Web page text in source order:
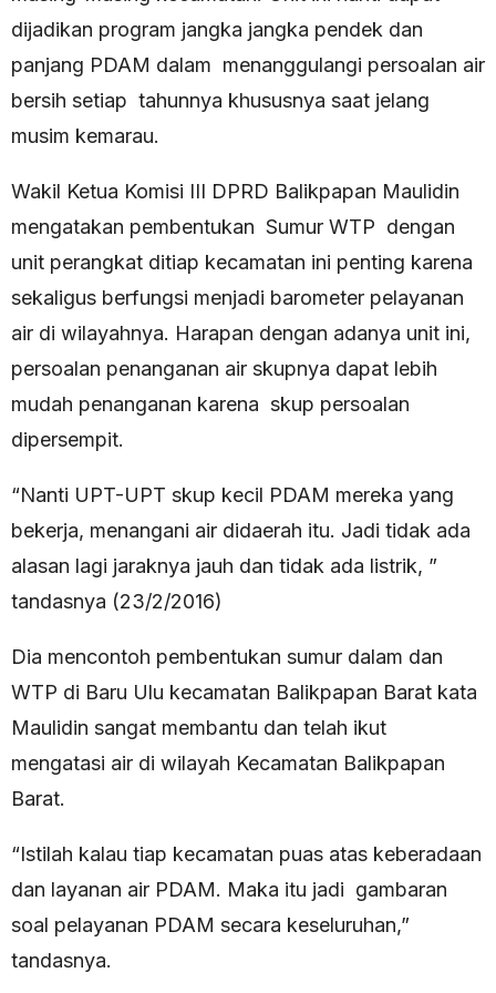
dijadikan program jangka jangka pendek dan
panjang PDAM dalam menanggulangi persoalan air
bersih setiap tahunnya khususnya saat jelang
musim kemarau.
Wakil Ketua Komisi III DPRD Balikpapan Maulidin
mengatakan pembentukan Sumur WTP dengan
unit perangkat ditiap kecamatan ini penting karena
sekaligus berfungsi menjadi barometer pelayanan
air di wilayahnya. Harapan dengan adanya unit ini,
persoalan penanganan air skupnya dapat lebih
mudah penanganan karena skup persoalan
dipersempit.
“Nanti UPT-UPT skup kecil PDAM mereka yang
bekerja, menangani air didaerah itu. Jadi tidak ada
alasan lagi jaraknya jauh dan tidak ada listrik, ”
tandasnya (23/2/2016)
Dia mencontoh pembentukan sumur dalam dan
WTP di Baru Ulu kecamatan Balikpapan Barat kata
Maulidin sangat membantu dan telah ikut
mengatasi air di wilayah Kecamatan Balikpapan
Barat.
“Istilah kalau tiap kecamatan puas atas keberadaan
dan layanan air PDAM. Maka itu jadi gambaran
soal pelayanan PDAM secara keseluruhan,”
tandasnya.